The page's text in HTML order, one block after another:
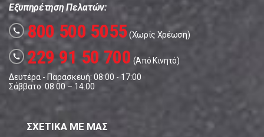
Εξυπηρέτηση Πελατών:
call 800 500 5055(Χωρίς Χρέωση)
call 229 91 50 700 (Από Κινητό)
Δευτέρα - Παρασκευή: 08:00 - 17:00
Σάββατο: 08:00 – 14:00
ΣΧΕΤΙΚΑ ΜΕ ΜΑΣ